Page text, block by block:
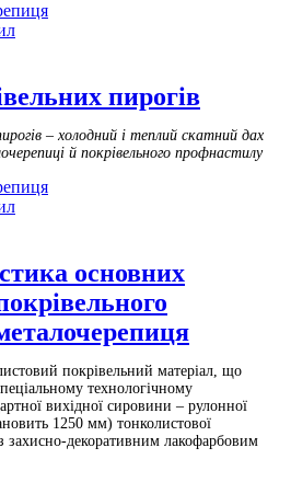
пирогів
– холодний і теплий скатний дах
й покрівельного профнастилу
основних
покрівельний матеріал, що
технологічному
вихідної сировини – рулонної
1250 мм) тонколистової
захисно-декоративним лакофарбовим